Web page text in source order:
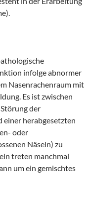
infolge abnormer
Nasenrachenraum mit
Es ist zwischen
der
einer herabgesetzten
oder
Näseln) zu
treten manchmal
um ein gemischtes